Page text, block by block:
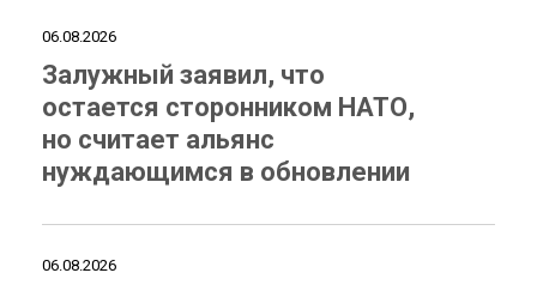
06.08.2026
Залужный заявил, что
остается сторонником НАТО,
но считает альянс
нуждающимся в обновлении
06.08.2026